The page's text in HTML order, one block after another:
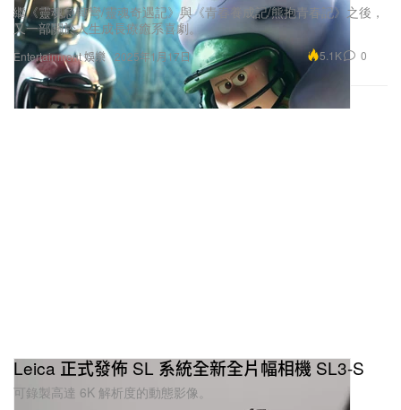
Entertainment 娛樂
繼《靈魂急轉彎/靈魂奇遇記》與《青春養成記/熊抱青春記》之後，
又一部關於人生成長療癒系喜劇。
2025年1月17日 5.1K 0
Leica 正式發佈 SL 系統全新全片幅相機 SL3-S
可錄製高達 6K 解析度的動態影像。